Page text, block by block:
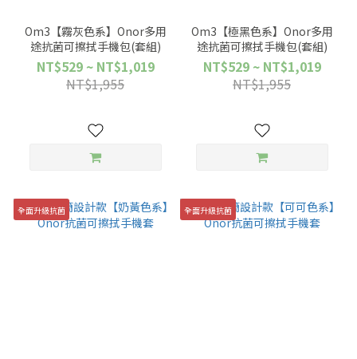
Om3【霧灰色系】Onor多用
途抗菌可擦拭手機包(套組)
NT$529 ~ NT$1,019
NT$1,955
Om3【極黑色系】Onor多用
途抗菌可擦拭手機包(套組)
NT$529 ~ NT$1,019
NT$1,955
全面升級抗菌 全面升級抗菌